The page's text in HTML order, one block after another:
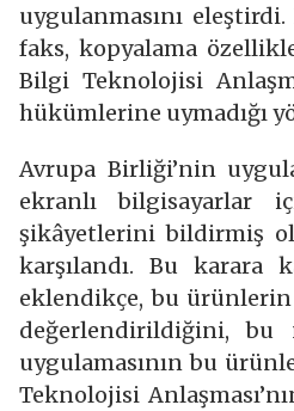
uygulanmasını
faks, kopyalama
Bilgi Teknolojisi
hükümlerine uymadığı
Avrupa Birliği’nin
ekranlı bilgisayarlar
şikâyetlerini bildirmiş
karşılandı. Bu karara
eklendikçe, bu
değerlendirildiğini, bu
uygulamasının bu
Teknolojisi